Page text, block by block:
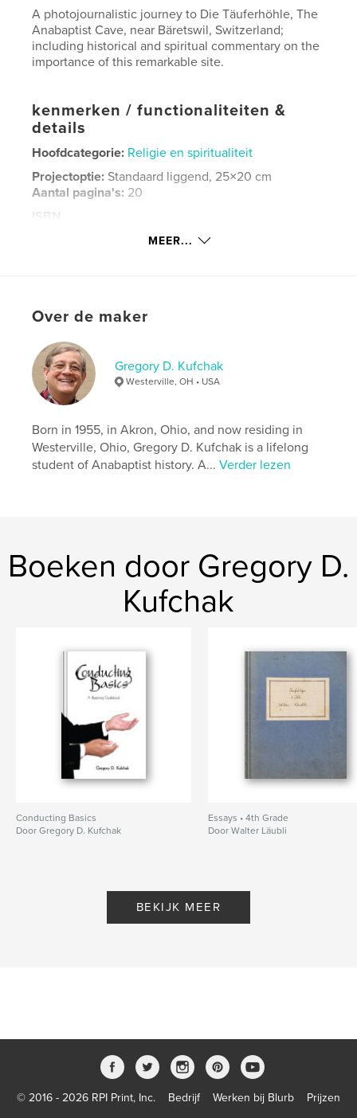
A photojournalistic journey to Die Täuferhöhle, The
Anabaptist Cave, near Bäretswil, Switzerland;
including historical and spiritual commentary on the
importance of this remarkable site.
kenmerken / functionaliteiten &
details
Hoofdcategorie: Religie en spiritualiteit
Projectoptie: Standaard liggend, 25×20 cm
Aantal pagina's: 20
ISBN
,
persecution
MEER...
Over de maker
Gregory D. Kufchak
Westerville, OH • USA
Born in 1955, in Akron, Ohio, and now residing in
Westerville, Ohio, Gregory D. Kufchak is a lifelong
student of Anabaptist history. A...Verder lezen
Boeken door Gregory D.
Kufchak
Conducting Basics
Door Gregory D. Kufchak
Essays • 4th Grade
Door Walter Läubli
BEKIJK MEER
© 2016 - 2026 RPI Print, Inc. Bedrijf Werken bij Blurb
Prijzen